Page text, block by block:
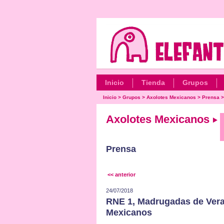
Inicio Tienda Grupos
Inicio> Grupos > Axolotes Mexicanos > Prensa >
Axolotes Mexicanos
Prensa
<< anterior
24/07/2018
RNE 1, Madrugadas de
Mexicanos